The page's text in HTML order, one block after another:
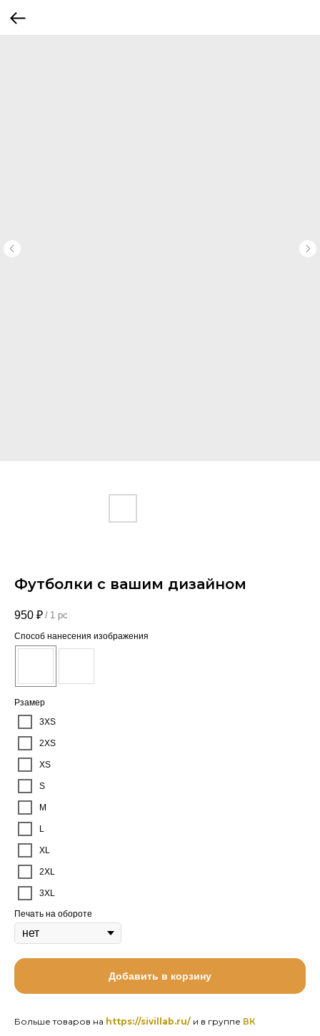
Футболки с вашим дизайном
950 ₽ / 1 pc
Способ нанесения изображения
Рзамер
3XS
2XS
XS
S
M
L
XL
2XL
3XL
Печать на обороте
Добавить в корзину
Больше товаров на https://sivillab.ru/ и в группе ВК